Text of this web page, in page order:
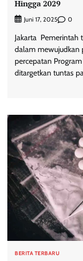
Hingga 2029
Juni 17, 2025 0
Jakarta 
dalam mewujudkan
percepatan
ditargetkan tuntas
BERITA TERBARU